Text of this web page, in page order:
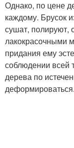
Однако, по цене
каждому. Брусок
сушат, полируют,
лакокрасочными
придания ему
соблюдении всей
дерева по
деформироваться.